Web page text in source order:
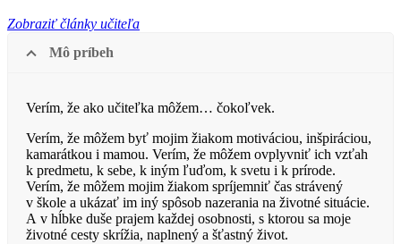
Zobraziť články učiteľa
Mô príbeh
Verím, že ako učiteľka môžem… čokoľvek.
Verím, že môžem byť mojim žiakom motiváciou, inšpiráciou,
kamarátkou i mamou. Verím, že môžem ovplyvniť ich vzťah
k predmetu, k sebe, k iným ľuďom, k svetu i k prírode.
Verím, že môžem mojim žiakom spríjemniť čas strávený
v škole a ukázať im iný spôsob nazerania na životné situácie.
A v hĺbke duše prajem každej osobnosti, s ktorou sa moje
životné cesty skrížia, naplnený a šťastný život.